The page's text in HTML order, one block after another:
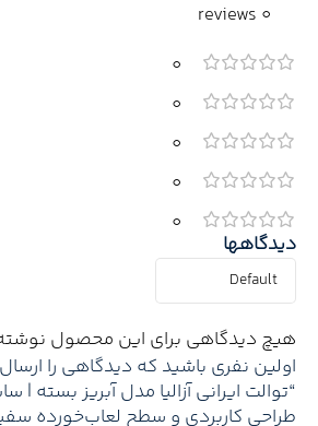
0 reviews
0
0
0
0
0
دیدگاهها
هیچ دیدگاهی برای این محصول
اولین نفری باشید که دیدگاهی را
“توالت ایرانی آزالیا مدل آبریز بسته |
طراحی کاربردی و سطح لعاب‌خورده